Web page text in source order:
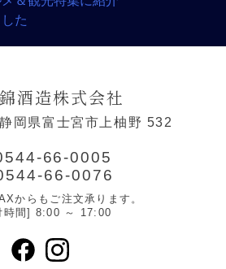
酒造株式会社
岡県富士宮市上柚野 532
66-0005
66-0076
からもご注文承ります。
時間] 8:00 ～ 17:00